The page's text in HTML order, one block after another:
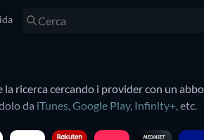
ricerca cercando i provider con un
da iTunes,Google Play, Infinity+, etc.
film preferiti più velocemente. Scopri